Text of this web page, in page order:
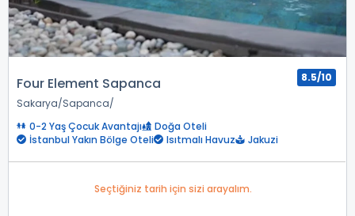
Four Element Sapanca
Sakarya Sapanca
8.5/10
0-2 Yaş Çocuk Avantajı
Doğa Oteli
İstanbul Yakın Bölge Oteli
Isıtmalı Havuz Jakuzi
Seçtiğiniz tarih için sizi arayalım.